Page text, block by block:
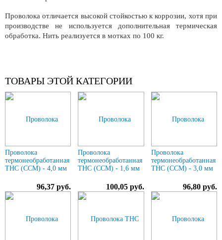
Проволока отличается высокой стойкостью к коррозии, хотя при
производстве не используется дополнительная термическая
обработка. Нить реализуется в мотках по 100 кг.
ТОВАРЫ ЭТОЙ КАТЕГОРИИ
Проволока
термонеобработанная
ТНС (ССМ) - 4,0 мм
96,37 руб.
Проволока
термонеобработанная
ТНС (ССМ) - 1,6 мм
100,05 руб.
Проволока
термонеобработанная
ТНС (ССМ) - 3,0 мм
96,80 руб.